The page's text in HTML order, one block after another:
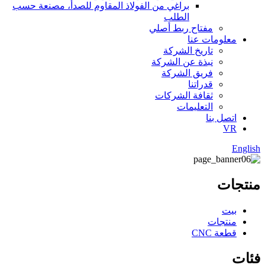
براغي من الفولاذ المقاوم للصدأ، مصنعة حسب
الطلب
مفتاح ربط أصلي
معلومات عنا
تاريخ الشركة
نبذة عن الشركة
فريق الشركة
قدراتنا
ثقافة الشركات
التعليمات
اتصل بنا
VR
English
منتجات
بيت
منتجات
قطعة CNC
فئات